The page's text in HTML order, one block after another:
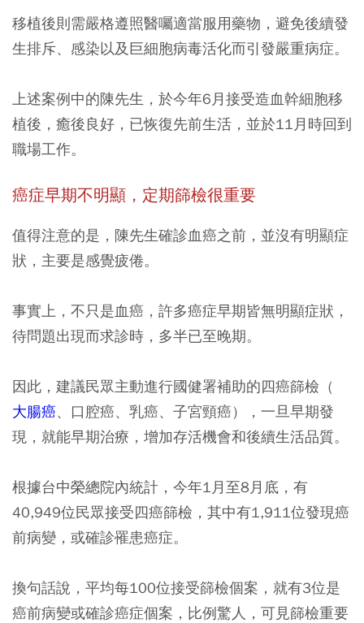
移植後則需嚴格遵照醫囑適當服用藥物，避免後續發
生排斥、感染以及巨細胞病毒活化而引發嚴重病症。
上述案例中的陳先生，於今年6月接受造血幹細胞移
植後，癒後良好，已恢復先前生活，並於11月時回到
職場工作。
癌症早期不明顯，定期篩檢很重要
值得注意的是，陳先生確診血癌之前，並沒有明顯症
狀，主要是感覺疲倦。
事實上，不只是血癌，許多癌症早期皆無明顯症狀，
待問題出現而求診時，多半已至晚期。
因此，建議民眾主動進行國健署補助的四癌篩檢（
大腸癌、口腔癌、乳癌、子宮頸癌），一旦早期發
現，就能早期治療，增加存活機會和後續生活品質。
根據台中榮總院內統計，今年1月至8月底，有
40,949位民眾接受四癌篩檢，其中有1,911位發現癌
前病變，或確診罹患癌症。
換句話說，平均每100位接受篩檢個案，就有3位是
癌前病變或確診癌症個案，比例驚人，可見篩檢重要